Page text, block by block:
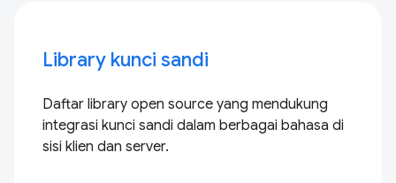
Library kunci sandi
Daftar library open source yang mendukung
integrasi kunci sandi dalam berbagai bahasa di
sisi klien dan server.